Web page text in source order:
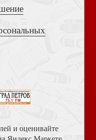
небесах
Африканский)